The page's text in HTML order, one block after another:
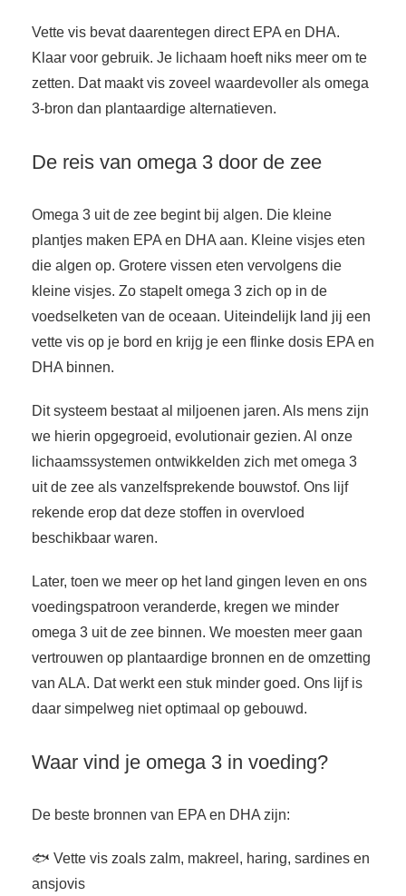
Vette vis bevat daarentegen direct EPA en DHA.
Klaar voor gebruik. Je lichaam hoeft niks meer om te
zetten. Dat maakt vis zoveel waardevoller als omega
3-bron dan plantaardige alternatieven.
De reis van omega 3 door de zee
Omega 3 uit de zee begint bij algen. Die kleine
plantjes maken EPA en DHA aan. Kleine visjes eten
die algen op. Grotere vissen eten vervolgens die
kleine visjes. Zo stapelt omega 3 zich op in de
voedselketen van de oceaan. Uiteindelijk land jij een
vette vis op je bord en krijg je een flinke dosis EPA en
DHA binnen.
Dit systeem bestaat al miljoenen jaren. Als mens zijn
we hierin opgegroeid, evolutionair gezien. Al onze
lichaamssystemen ontwikkelden zich met omega 3
uit de zee als vanzelfsprekende bouwstof. Ons lijf
rekende erop dat deze stoffen in overvloed
beschikbaar waren.
Later, toen we meer op het land gingen leven en ons
voedingspatroon veranderde, kregen we minder
omega 3 uit de zee binnen. We moesten meer gaan
vertrouwen op plantaardige bronnen en de omzetting
van ALA. Dat werkt een stuk minder goed. Ons lijf is
daar simpelweg niet optimaal op gebouwd.
Waar vind je omega 3 in voeding?
De beste bronnen van EPA en DHA zijn:
🐟 Vette vis zoals zalm, makreel, haring, sardines en
ansjovis